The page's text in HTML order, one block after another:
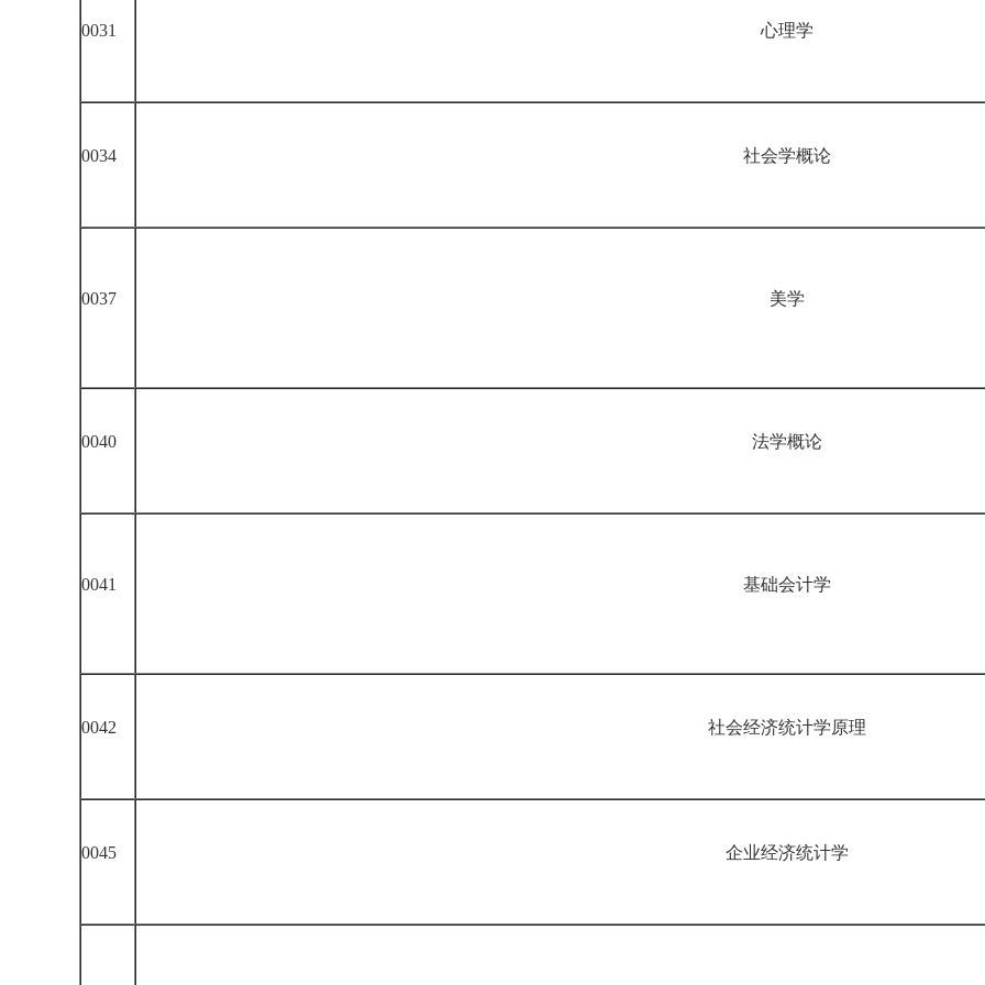
0031 心理学
0034 社会学概论
0037 美学
0040 法学概论
0041 基础会计学
0042 社会经济统计学原理
0045 企业经济统计学